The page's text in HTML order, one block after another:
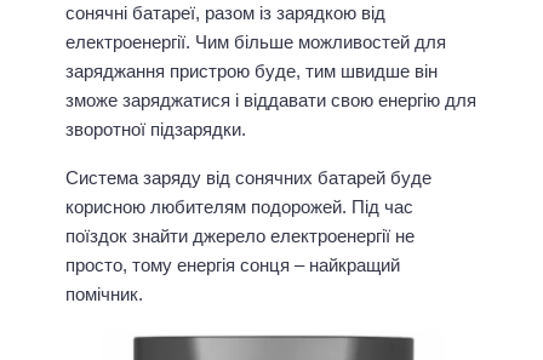
сонячні батареї, разом із зарядкою від
електроенергії. Чим більше можливостей для
заряджання пристрою буде, тим швидше він
зможе заряджатися і віддавати свою енергію для
зворотної підзарядки.
Система заряду від сонячних батарей буде
корисною любителям подорожей. Під час
поїздок знайти джерело електроенергії не
просто, тому енергія сонця – найкращий
помічник.